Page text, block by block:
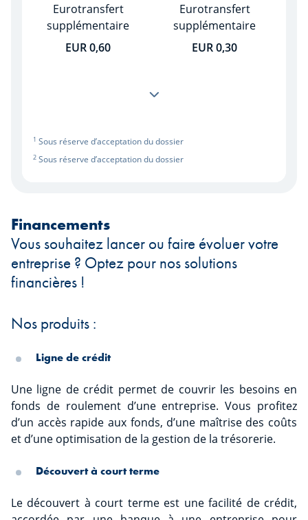
EUR 0,60 EUR 0,30
1 Sous réserve d’acceptation du dossier
2 Sous réserve d’acceptation du dossier
Financements
Vous souhaitez lancer ou faire évoluer votre
entreprise ? Optez pour nos solutions
financières !
Nos produits :
Ligne de crédit
Une ligne de crédit permet de couvrir les besoins en
fonds de roulement d’une entreprise. Vous profitez
d’un accès rapide aux fonds, d’une maîtrise des coûts
et d’une optimisation de la gestion de la trésorerie.
Découvert à court terme
Le découvert à court terme est une facilité de crédit,